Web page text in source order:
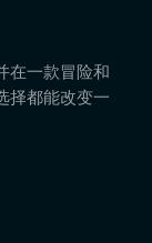
在一款冒险和
择都能改变一